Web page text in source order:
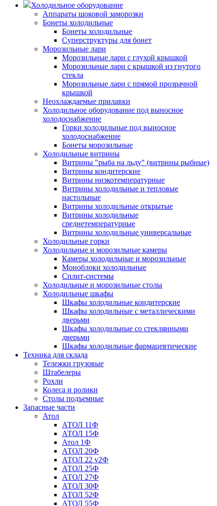
Холодильное оборудование
Аппараты шоковой заморозки
Бонеты холодильные
Бонеты холодильные
Суперструктуры для бонет
Морозильные лари
Морозильные лари с глухой крышкой
Морозильные лари с крышкой из гнутого
стекла
Морозильные лари с прямой прозрачной
крышкой
Неохлаждаемые прилавки
Холодильное оборудование под выносное
холодоснабжение
Горки холодильные под выносное
холодоснабжение
Бонеты морозильные
Холодильные витрины
Витрины "рыба на льду" (витрины рыбные)
Витрины кондитерские
Витрины низкотемпературные
Витрины холодильные и тепловые
настольные
Витрины холодильные открытые
Витрины холодильные
среднетемпературные
Витрины холодильные универсальные
Холодильные горки
Холодильные и морозильные камеры
Камеры холодильные и морозильные
Моноблоки холодильные
Сплит-системы
Холодильные и морозильные столы
Холодильные шкафы
Шкафы холодильные кондитерские
Шкафы холодильные с металлическими
дверьми
Шкафы холодильные со стеклянными
дверьми
Шкафы холодильные фармацевтические
Техника для склада
Тележки грузовые
Штабелеры
Рохли
Колеса и ролики
Столы подъемные
Запасные части
Атол
АТОЛ 11Ф
АТОЛ 15Ф
Атол 1Ф
АТОЛ 20Ф
АТОЛ 22 v2Ф
АТОЛ 25Ф
АТОЛ 27Ф
АТОЛ 30Ф
АТОЛ 52Ф
АТОЛ 55Ф